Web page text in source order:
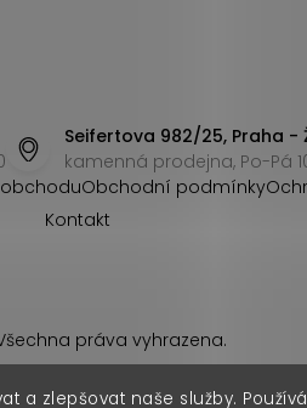
a zlepšovat naše služby.
Seifertova 982/25, Praha -
kamenná prodejna, Po-Pá
Obchodní podmínky
Kontakt
práva vyhrazena.